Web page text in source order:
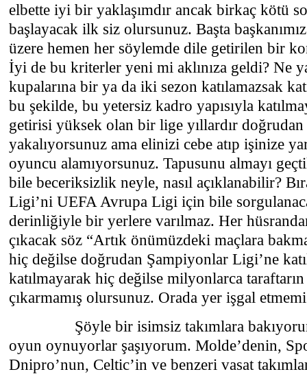
elbette iyi bir yaklaşımdır ancak birkaç kötü
başlayacak ilk siz olursunuz. Başta
üzere hemen her söylemde dile getirilen bir
İyi de bu kriterler yeni mi aklınıza geldi? Ne
kupalarına bir ya da iki sezon katılamazsak
bu şekilde, bu yetersiz kadro yapısıyla
getirisi yüksek olan bir lige yıllardır doğrudan
yakalıyorsunuz ama elinizi cebe atıp işinize
oyuncu alamıyorsunuz. Tapusunu almayı
bile beceriksizlik neyle, nasıl açıklanabilir?
Ligi’ni UEFA Avrupa Ligi için bile
derinliğiyle bir yerlere varılmaz. Her
çıkacak söz “Artık önümüzdeki maçlara
hiç değilse doğrudan Şampiyonlar Ligi’ne
katılmayarak hiç değilse milyonlarca
çıkarmamış olursunuz. Orada yer işgal
Şöyle bir isimsiz takımlara bakıyorum
oyun oynuyorlar şaşıyorum. Molde’denin,
Dnipro’nun, Celtic’in ve benzeri vasat